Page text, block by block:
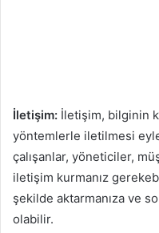
İletişim: İletişim, bilginin
yöntemlerle iletilmesi
çalışanlar, yöneticiler,
iletişim kurmanız
şekilde aktarmanıza ve
olabilir.